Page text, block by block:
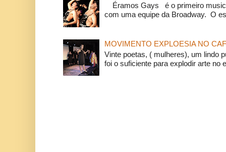
Éramos Gays é o primeiro
com uma equipe da Broadway. O
MOVIMENTO EXPLOESIA NO
Vinte poetas, ( mulheres), um lindo
foi o suficiente para explodir arte no